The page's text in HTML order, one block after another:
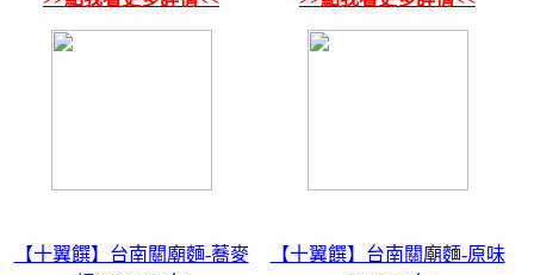
【十翼饌】台南關廟麵-蕎麥
【十翼饌】台南關廟麵-原味